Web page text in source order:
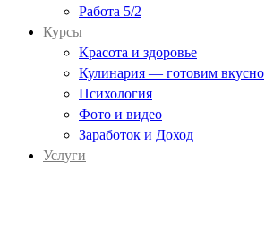
Работа 5/2
Курсы
Красота и здоровье
Кулинария — готовим вкусно
Психология
Фото и видео
Заработок и Доход
Услуги